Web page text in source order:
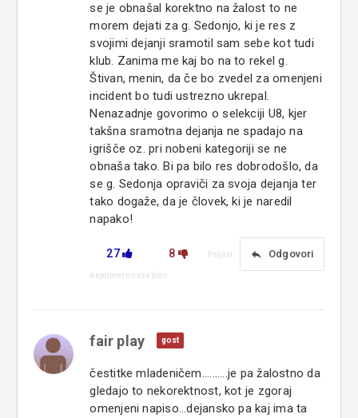
se je obnašal korektno na žalost to ne
morem dejati za g. Sedonjo, ki je res z
svojimi dejanji sramotil sam sebe kot tudi
klub. Zanima me kaj bo na to rekel g.
Štivan, menin, da če bo zvedel za omenjeni
incident bo tudi ustrezno ukrepal.
Nenazadnje govorimo o selekciji U8, kjer
takšna sramotna dejanja ne spadajo na
igrišče oz. pri nobeni kategoriji se ne
obnaša tako. Bi pa bilo res dobrodošlo, da
se g. Sedonja opraviči za svoja dejanja ter
tako dogaže, da je človek, ki je naredil
napako!
27 8 reply Odgovori
Prijavi
neprimerno vsebino
fair play gost
čestitke mladeničem..........je pa žalostno da
gledajo to nekorektnost, kot je zgoraj
omenjeni napiso...dejansko pa kaj ima ta